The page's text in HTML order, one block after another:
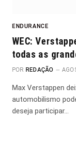
ENDURANCE
WEC:
todas as
POR REDAÇÃO
Max Verstappen
automobilismo
deseja participar…